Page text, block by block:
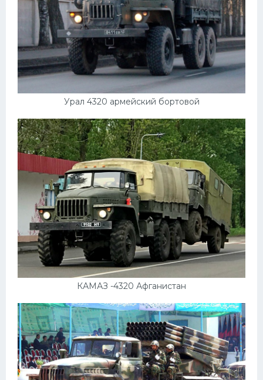
Урал 4320 армейский бортовой
КАМАЗ -4320 Афганистан